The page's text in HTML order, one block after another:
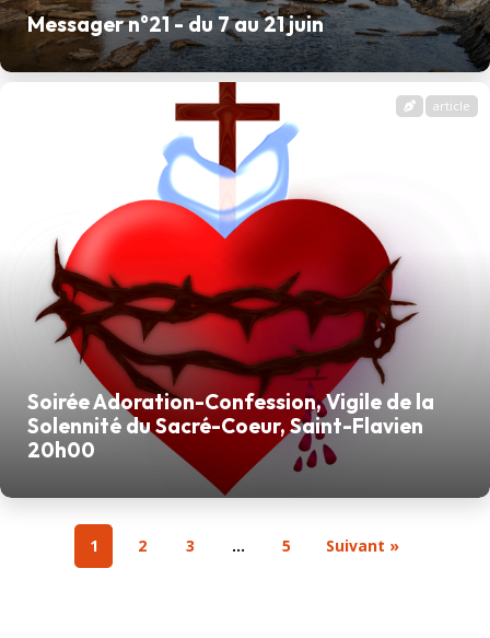
Messager n°21 - du 7 au 21 juin
Soirée Adoration-Confession, Vigile de la
Solennité du Sacré-Coeur, Saint-Flavien
20h00
article
1 2 3 … 5 Suivant »